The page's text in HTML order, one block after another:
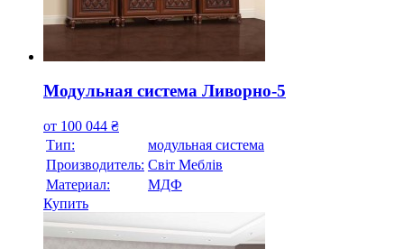
Модульная система Ливорно-5
от 100 044 ₴
Тип:
модульная система
Производитель: Свiт Меблiв
Материал:
МДФ
Купить